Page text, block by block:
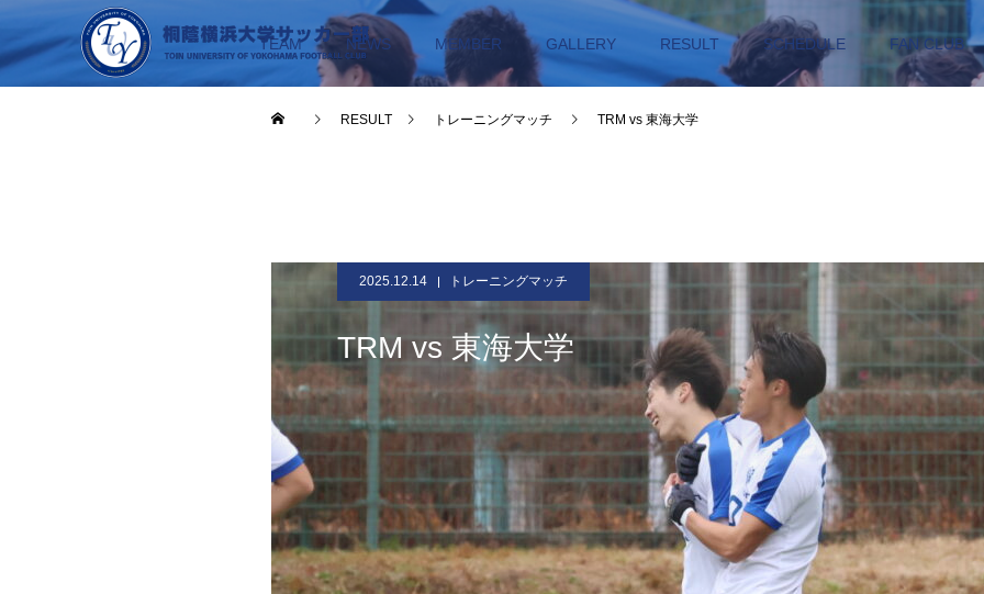
TEAM NEWS MEMBER GALLERY RESULT SCHEDULE FAN CLUB
RESULT トレーニングマッチ TRM vs 東海大学
2025.12.14 トレーニングマッチ
TRM vs 東海大学